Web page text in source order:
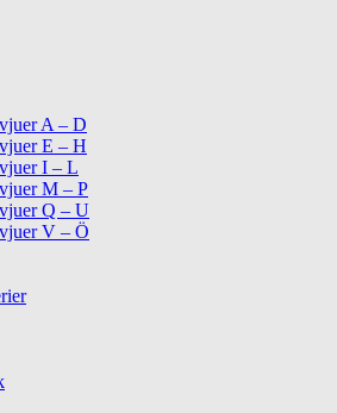
A – D
E – H
I – L
M – P
Q – U
V – Ö